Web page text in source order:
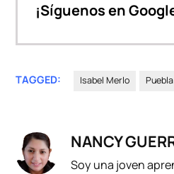
¡Síguenos en
TAGGED: Isabel Merlo Puebla
NANCY
Soy una joven